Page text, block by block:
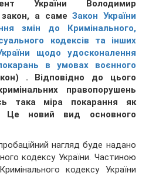
України Володимир
закон, а самеЗакон України
змін до Кримінального,
кодексів та інших
щодо удосконалення
в умовах воєнного
. Відповідно до цього
правопорушень
така міра покарання як
Це новий вид основного
нагляд буде надано
кодексу України. Частиною
кодексу України